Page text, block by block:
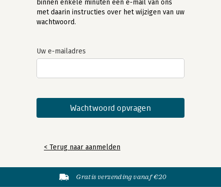
binnen enkele minuten een e-mail van ons
met daarin instructies over het wijzigen van uw
wachtwoord.
Uw e-mailadres
< Terug naar aanmelden
Gratis verzending vanaf €20